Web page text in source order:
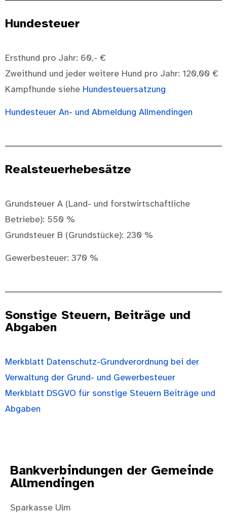
Hundesteuer
Ersthund pro Jahr: 60,- €
Zweithund und jeder weitere Hund pro Jahr: 120,00 €
Kampfhunde siehe Hundesteuersatzung
Hundesteuer An- und Abmeldung Allmendingen
Realsteuerhebesätze
Grundsteuer A (Land- und forstwirtschaftliche
Betriebe): 550 %
Grundsteuer B (Grundstücke): 230 %
Gewerbesteuer: 370 %
Sonstige Steuern, Beiträge und
Abgaben
Merkblatt Datenschutz-Grundverordnung bei der
Verwaltung der Grund- und Gewerbesteuer
Merkblatt DSGVO für sonstige Steuern Beiträge und
Abgaben
Bankverbindungen der Gemeinde
Allmendingen
Sparkasse Ulm